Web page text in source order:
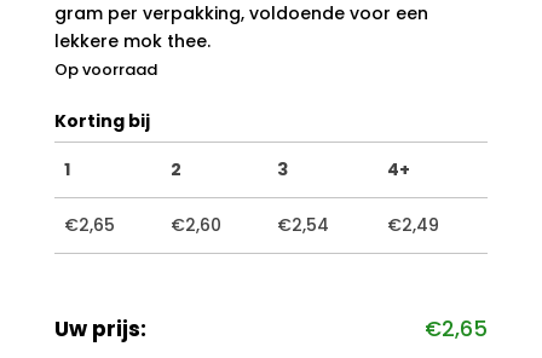
gram per verpakking, voldoende voor een
lekkere mok thee.
Op voorraad
Korting bij
1
2 3 4+
€2,65 €2,60 €2,54 €2,49
Uw prijs: €2,65